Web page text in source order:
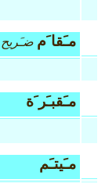
مـَقا َم ضـَريح
مـَقبـَر َة
مـَيتـَم